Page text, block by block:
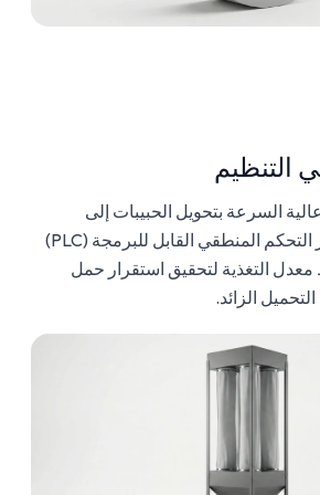
التنظيم
السرعة بتحويل الحبيبات إلى
مسحوق. يراقب جهاز التحكم المنطقي القابل للبرمجة (PLC)
التغذية لتحقيق استقرار حمل
الزائد.